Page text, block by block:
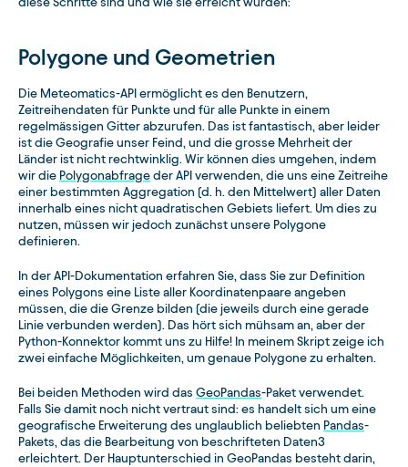
Polygone und Geometrien
Die Meteomatics-API ermöglicht es den Benutzern,
Zeitreihendaten für Punkte und für alle Punkte in einem
regelmässigen Gitter abzurufen. Das ist fantastisch, aber leider
ist die Geografie unser Feind, und die grosse Mehrheit der
Länder ist nicht rechtwinklig. Wir können dies umgehen, indem
wir die Polygonabfrage der API verwenden, die uns eine Zeitreihe
einer bestimmten Aggregation (d. h. den Mittelwert) aller Daten
innerhalb eines nicht quadratischen Gebiets liefert. Um dies zu
nutzen, müssen wir jedoch zunächst unsere Polygone
definieren.
In der API-Dokumentation erfahren Sie, dass Sie zur Definition
eines Polygons eine Liste aller Koordinatenpaare angeben
müssen, die die Grenze bilden (die jeweils durch eine gerade
Linie verbunden werden). Das hört sich mühsam an, aber der
Python-Konnektor kommt uns zu Hilfe! In meinem Skript zeige ich
zwei einfache Möglichkeiten, um genaue Polygone zu erhalten.
Bei beiden Methoden wird das GeoPandas-Paket verwendet.
Falls Sie damit noch nicht vertraut sind: es handelt sich um eine
geografische Erweiterung des unglaublich beliebten Pandas-
Pakets, das die Bearbeitung von beschrifteten Daten3
erleichtert. Der Hauptunterschied in GeoPandas besteht darin,